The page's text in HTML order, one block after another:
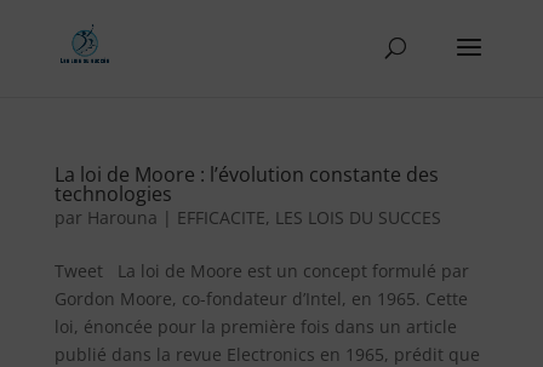
La loi de Moore : l’évolution constante des
technologies
par Harouna | EFFICACITE, LES LOIS DU SUCCES
Tweet La loi de Moore est un concept formulé par
Gordon Moore, co-fondateur d’Intel, en 1965. Cette
loi, énoncée pour la première fois dans un article
publié dans la revue Electronics en 1965, prédit que